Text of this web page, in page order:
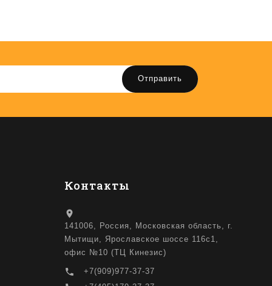
Отправить
Контакты
location_on
141006, Россия, Московская область, г.
Мытищи, Ярославское шоссе 116с1,
офис №10 (ТЦ Кинезис)
local_phone +7(909)977-37-37